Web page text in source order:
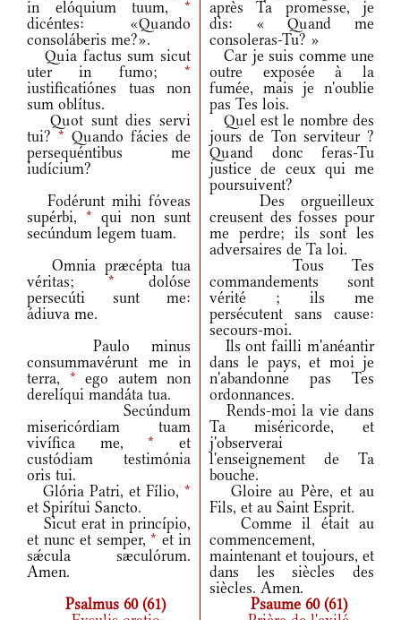
in elóquium tuum, *
dicéntes: «Quando
consoláberis me?».
après Ta promesse, je
dis: « Quand me
consoleras-Tu? »
Quia factus sum sicut
uter in fumo; *
iustificatiónes tuas non
sum oblítus.
Car je suis comme une
outre exposée à la
fumée, mais je n'oublie
pas Tes lois.
Quot sunt dies servi
tui? * Quando fácies de
persequéntibus me
iudícium?
Quel est le nombre des
jours de Ton serviteur ?
Quand donc feras-Tu
justice de ceux qui me
poursuivent?
Fodérunt mihi fóveas
supérbi, * qui non sunt
secúndum legem tuam.
Des orgueilleux
creusent des fosses pour
me perdre; ils sont les
adversaires de Ta loi.
Omnia præcépta tua
véritas; * dolóse
persecúti sunt me:
ádiuva me.
Tous Tes
commandements sont
vérité ; ils me
persécutent sans cause:
secours-moi.
Paulo minus
consummavérunt me in
terra, * ego autem non
derelíqui mandáta tua.
Ils ont failli m'anéantir
dans le pays, et moi je
n'abandonne pas Tes
ordonnances.
Secúndum
misericórdiam tuam
vivífica me,* et
custódiam testimónia
oris tui.
Rends-moi la vie dans
Ta miséricorde, et
j'observerai
l'enseignement de Ta
bouche.
Glória Patri, et Fílio, *
et Spirítui Sancto.
Gloire au Père, et au
Fils, et au Saint Esprit.
Sicut erat in princípio,
et nunc et semper, * et in
sǽcula sæculórum.
Amen.
Comme il était au
commencement,
maintenant et toujours, et
dans les siècles des
siècles. Amen.
Psalmus 60 (61)
Psaume 60 (61)